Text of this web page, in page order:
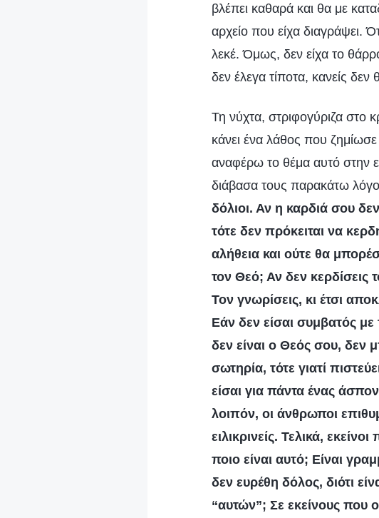
βλέπει καθαρά και θα με
αρχείο που είχα διαγράψει.
λεκέ. Όμως, δεν είχα το
δεν έλεγα τίποτα, κανείς
Τη νύχτα, στριφογύριζα στο
κάνει ένα λάθος που
αναφέρω το θέμα αυτό στην
διάβασα τους παρακάτω
δόλιοι. Αν η καρδιά σου δεν
τότε δεν πρόκειται να
αλήθεια και ούτε θα
τον Θεό; Αν δεν κερδίσεις
Τον γνωρίσεις, κι έτσι
Εάν δεν είσαι συμβατός
δεν είναι ο Θεός σου, δεν
σωτηρία, τότε γιατί
είσαι για πάντα ένας
λοιπόν, οι άνθρωποι
ειλικρινείς. Τελικά,
ποιο είναι αυτό; Είναι
δεν ευρέθη δόλος, διότι
“αυτών”; Σε εκείνους που